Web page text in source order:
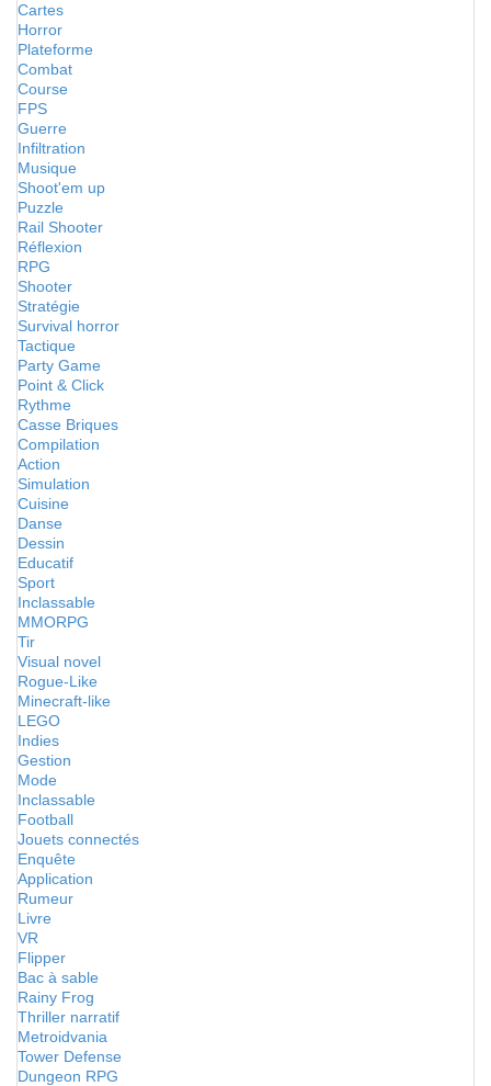
Cartes
Horror
Plateforme
Combat
Course
FPS
Guerre
Infiltration
Musique
Shoot'em up
Puzzle
Rail Shooter
Réflexion
RPG
Shooter
Stratégie
Survival horror
Tactique
Party Game
Point & Click
Rythme
Casse Briques
Compilation
Action
Simulation
Cuisine
Danse
Dessin
Educatif
Sport
Inclassable
MMORPG
Tir
Visual novel
Rogue-Like
Minecraft-like
LEGO
Indies
Gestion
Mode
Inclassable
Football
Jouets connectés
Enquête
Application
Rumeur
Livre
VR
Flipper
Bac à sable
Rainy Frog
Thriller narratif
Metroidvania
Tower Defense
Dungeon RPG